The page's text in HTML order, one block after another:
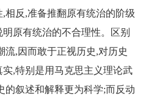
相反,准备推翻原有统治的阶级
原有统治的不合理性。区别
流,因而敢于正视历史,对历史
,特别是用马克思主义理论武
的叙述和解释更为科学;而反动